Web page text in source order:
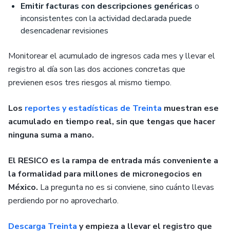
Emitir facturas con descripciones genéricas o
inconsistentes con la actividad declarada puede
desencadenar revisiones
Monitorear el acumulado de ingresos cada mes y llevar el
registro al día son las dos acciones concretas que
previenen esos tres riesgos al mismo tiempo.
Los reportes y estadísticas de Treinta muestran ese
acumulado en tiempo real, sin que tengas que hacer
ninguna suma a mano.
El RESICO es la rampa de entrada más conveniente a
la formalidad para millones de micronegocios en
México. La pregunta no es si conviene, sino cuánto llevas
perdiendo por no aprovecharlo.
Descarga Treinta y empieza a llevar el registro que